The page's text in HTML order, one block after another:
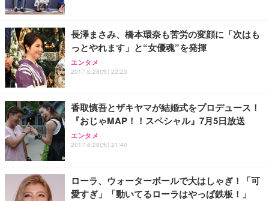
長澤まさみ、橋本環奈も苦労の変顔に「次はも
っとやれます」と“女優魂”を発揮
エンタメ
2017.6.28(水) 22:23
香取慎吾とザキヤマが結婚式をプロデュース！
『おじゃMAP！！スペシャル』7月5日放送
エンタメ
2017.6.28(水) 21:40
ローラ、ウォーターボールで大はしゃぎ！「可
愛すぎ」「動いてるローラはやっぱ鉄板！」